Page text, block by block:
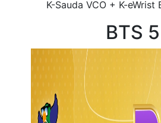
K-Sauda VCO + K-eWrist
BTS 5